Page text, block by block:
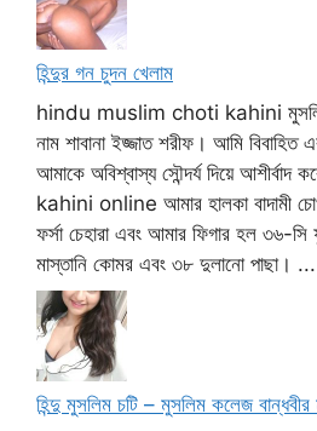
হিন্দুর গন চুদন খেলাম
hindu muslim choti kahini মুসলিম
নাম শাবানা ইজ্জাত শরীফ। আমি
আমাকে অবিশ্বাস্য সৌন্দর্য দিয়ে
kahini online আমার হালকা বাদামী
ফর্সা চেহারা এবং আমার ফিগার হল ৩৬-
মাস্তানি কোমর এবং ৩৮ দুলানো পাছা। ...
হিন্দু মুসলিম চটি – মুসলিম কলেজ